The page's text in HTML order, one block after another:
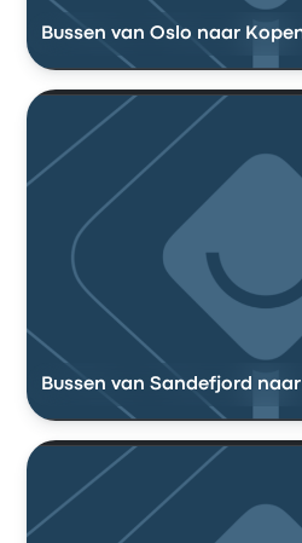
Bussen van Oslo naar
Bussen van Sandefjord